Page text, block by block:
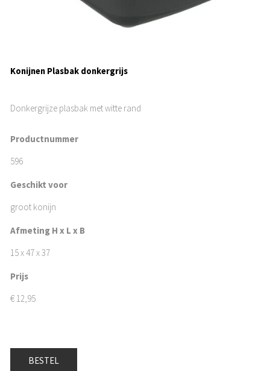
Konijnen Plasbak donkergrijs
Donkergrijze plasbak met witte rand
Productnummer
596
Geschikt voor
groot konijn
Afmeting H x L x B
15 x 47 x 37
Prijs
€ 12,95
BESTEL